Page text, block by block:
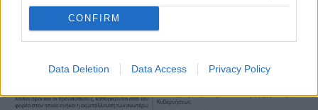
CONFIRM
Data Deletion Data Access Privacy Policy